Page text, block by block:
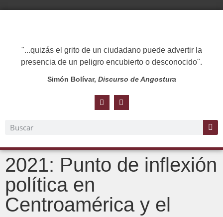
"...quizás el grito de un ciudadano puede advertir la
presencia de un peligro encubierto o desconocido".
Simón Bolívar, Discurso de Angostura
2021: Punto de inflexión
política en
Centroamérica y el